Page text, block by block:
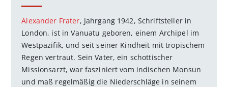
Alexander Frater, Jahrgang 1942, Schriftsteller in
London, ist in Vanuatu geboren, einem Archipel im
Westpazifik, und seit seiner Kindheit mit tropischem
Regen vertraut. Sein Vater, ein schottischer
Missionsarzt, war fasziniert vom indischen Monsun
und maß regelmäßig die Niederschläge in seinem